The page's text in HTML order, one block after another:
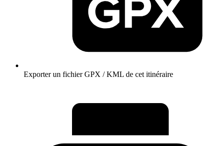
Exporter un fichier GPX / KML de cet itinéraire